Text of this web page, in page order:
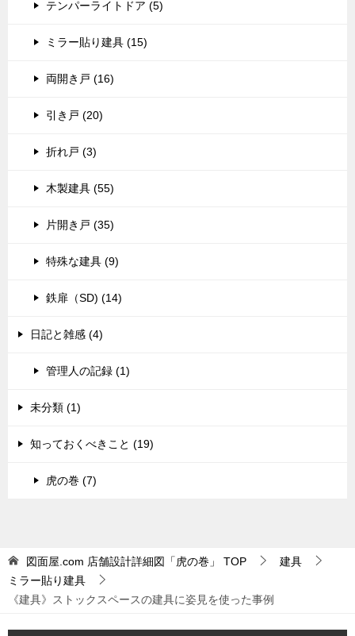
テンパーライトドア (5)
ミラー貼り建具 (15)
両開き戸 (16)
引き戸 (20)
折れ戸 (3)
木製建具 (55)
片開き戸 (35)
特殊な建具 (9)
鉄扉（SD) (14)
日記と雑感 (4)
管理人の記録 (1)
未分類 (1)
知っておくべきこと (19)
虎の巻 (7)
図面屋.com 店舗設計詳細図「虎の巻」 TOP
建具
ミラー貼り建具
《建具》ストックスペースの建具に姿見を使った事例